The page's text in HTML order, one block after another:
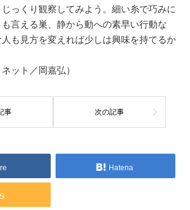
っくり観察してみよう。細い糸で巧みに
言える巣、静から動への素早い行動な
も見方を変えれば少しは興味を持てるか
ット／岡嘉弘）
事 次の記事
Hatena